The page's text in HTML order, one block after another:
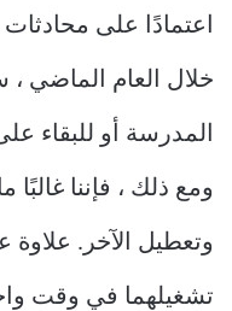
اعتمادًا على محادثات
خلال العام الماضي
المدرسة أو للبقاء
ومع ذلك ، فإننا
وتعطيل الآخر. علاوة
تشغيلهما في وقت